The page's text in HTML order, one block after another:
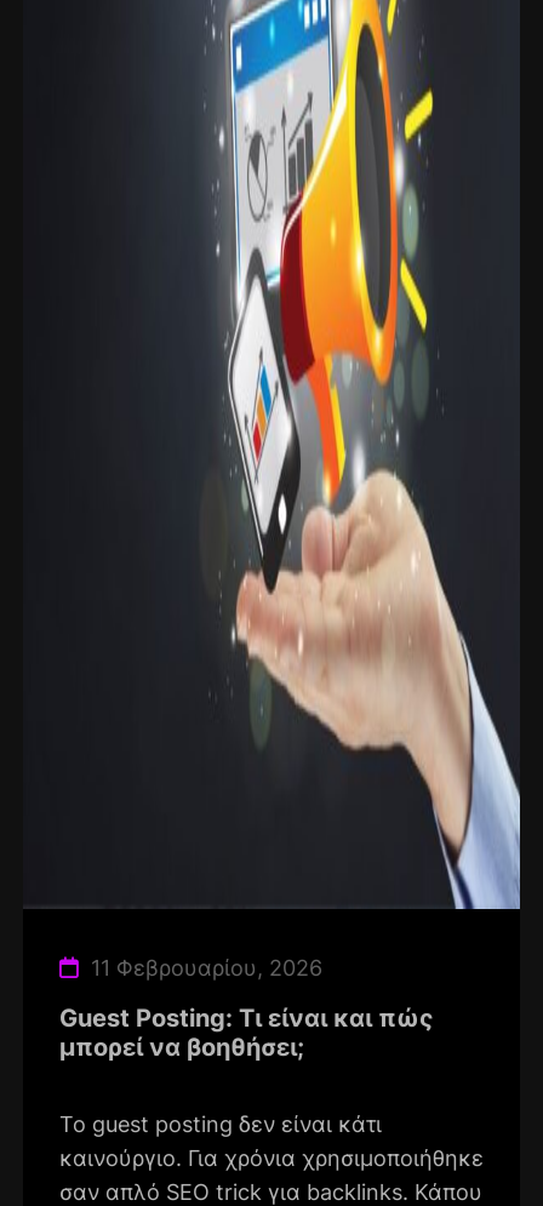
11 Φεβρουαρίου, 2026
Guest Posting: Τι είναι και πώς
μπορεί να βοηθήσει;
Το guest posting δεν είναι κάτι
καινούργιο. Για χρόνια χρησιμοποιήθηκε
σαν απλό SEO trick για backlinks. Κάπου